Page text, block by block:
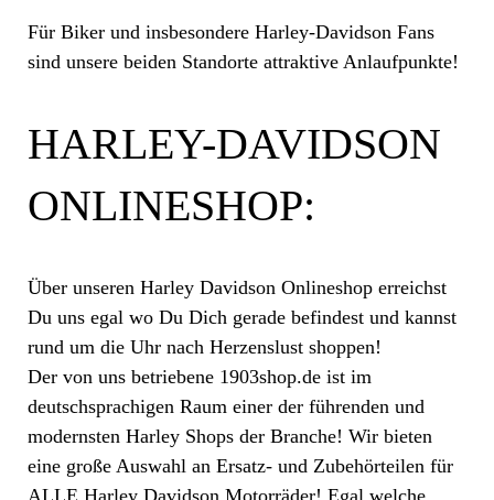
Für Biker und insbesondere Harley-Davidson Fans
sind unsere beiden Standorte attraktive Anlaufpunkte!
HARLEY-DAVIDSON
ONLINESHOP:
Über unseren Harley Davidson Onlineshop erreichst
Du uns egal wo Du Dich gerade befindest und kannst
rund um die Uhr nach Herzenslust shoppen!
Der von uns betriebene 1903shop.de ist im
deutschsprachigen Raum einer der führenden und
modernsten Harley Shops der Branche! Wir bieten
eine große Auswahl an Ersatz- und Zubehörteilen für
ALLE Harley Davidson Motorräder! Egal welche